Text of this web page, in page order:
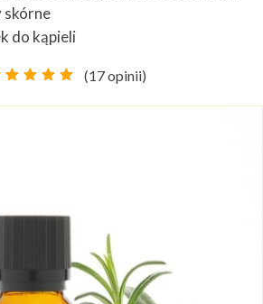
skórne
do kąpieli
na
(17opinii)